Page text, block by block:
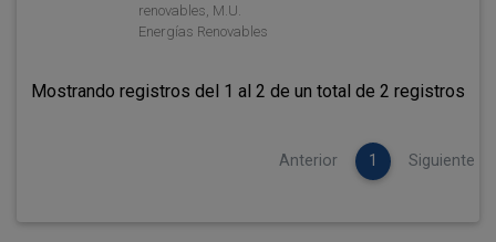
renovables, M.U.
Energías Renovables
Mostrando registros del 1 al 2 de un total de 2 registros
Anterior 1 Siguiente